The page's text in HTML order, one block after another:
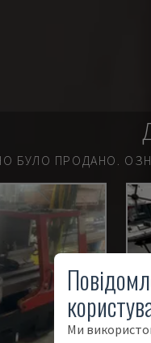
БУЛО ПРОДАНО.
Ми